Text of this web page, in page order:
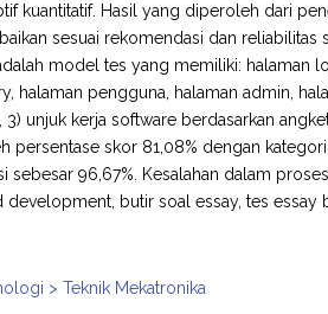
kuantitatif. Hasil yang diperoleh dari
sesuai rekomendasi dan
model tes yang memiliki: halaman
halaman pengguna, halaman admin,
3) unjuk kerja software berdasarkan
persentase skor 81,08% dengan
sebesar 96,67%. Kesalahan dalam
development, butir soal essay, tes essay
> Teknik Mekatronika